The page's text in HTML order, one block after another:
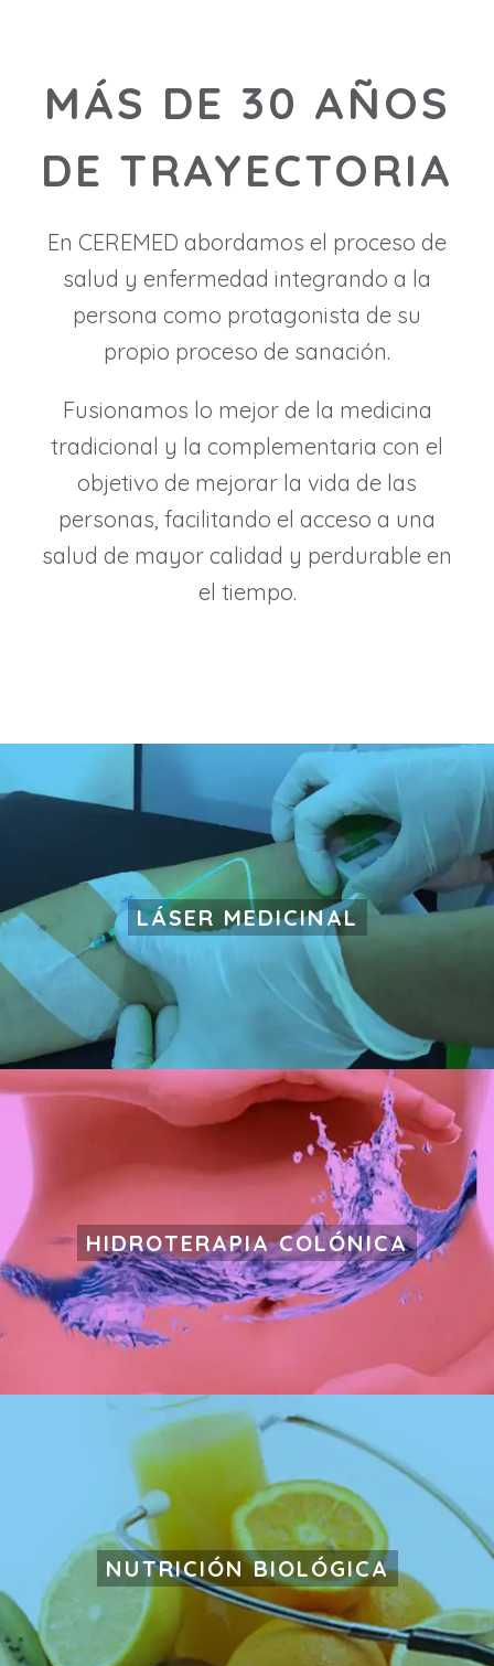
MÁS DE 30 AÑOS
DE TRAYECTORIA
En CEREMED abordamos el proceso de
salud y enfermedad integrando a la
persona como protagonista de su
propio proceso de sanación.
Fusionamos lo mejor de la medicina
tradicional y la complementaria con el
objetivo de mejorar la vida de las
personas, facilitando el acceso a una
salud de mayor calidad y perdurable en
el tiempo.
LÁSER MEDICINAL
HIDROTERAPIA COLÓNICA
NUTRICIÓN BIOLÓGICA